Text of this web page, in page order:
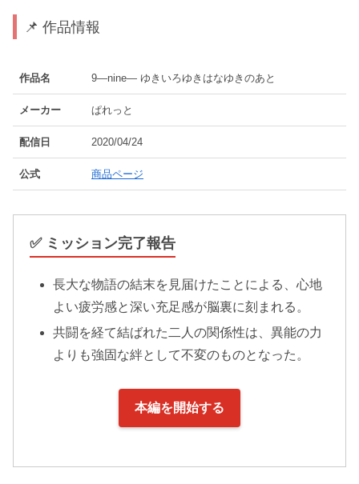
📌 作品情報
作品名 9―nine― ゆきいろゆきはなゆきのあと
メーカー ぱれっと
配信日 2020/04/24
公式 商品ページ
✅ ミッション完了報告
長大な物語の結末を見届けたことによる、心地
よい疲労感と深い充足感が脳裏に刻まれる。
共闘を経て結ばれた二人の関係性は、異能の力
よりも強固な絆として不変のものとなった。
本編を開始する